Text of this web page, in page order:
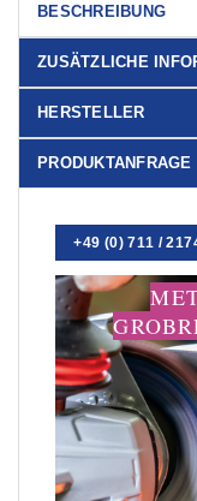
BESCHREIBUNG
ZUSÄTZLICHE
HERSTELLER
PRODUKTANFRAGE
+49 (0) 711 /